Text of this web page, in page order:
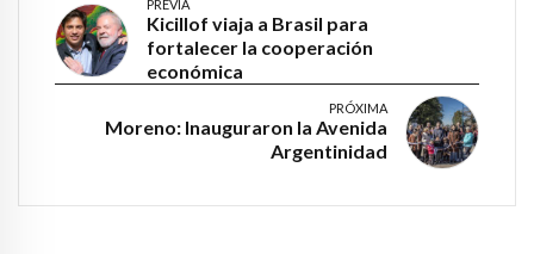
PREVIA
Kicillof viaja a Brasil para
fortalecer la cooperación
económica
PRÓXIMA
Moreno: Inauguraron la Avenida
Argentinidad